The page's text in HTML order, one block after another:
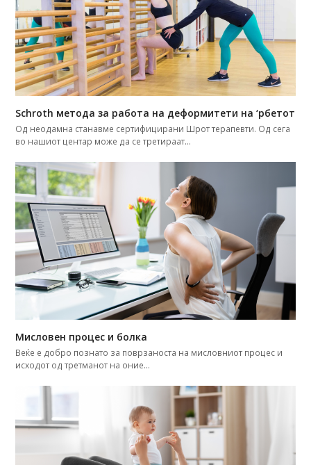
Schroth метода за работа на деформитети на ‘рбетот
Од неодамна станавме сертифицирани Шрот терапевти. Од сега
во нашиот центар може да се третираат…
Мисловен процес и болка
Веќе е добро познатo за поврзаноста на мисловниот процес и
исходот од третманот на оние…